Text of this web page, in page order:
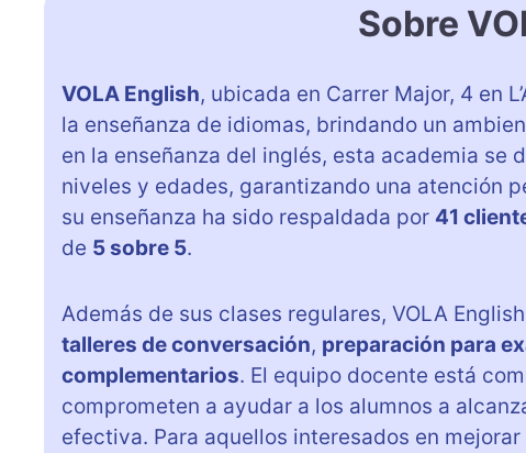
Sobre
VOLA English, ubicada en Carrer Major, 4 en
la enseñanza de idiomas, brindando un
en la enseñanza del inglés, esta academia
niveles y edades, garantizando una atención
su enseñanza ha sido respaldada por 41
de 5 sobre 5.
Además de sus clases regulares, VOLA
talleres de conversación, preparación para
complementarios. El equipo docente está
comprometen a ayudar a los alumnos a
efectiva. Para aquellos interesados en